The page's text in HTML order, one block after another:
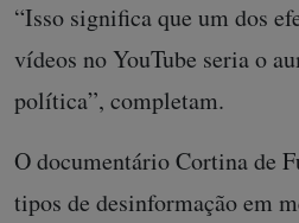
“Isso significa que um dos
vídeos no YouTube seria o
política”, completam.
O documentário Cortina de
tipos de desinformação em